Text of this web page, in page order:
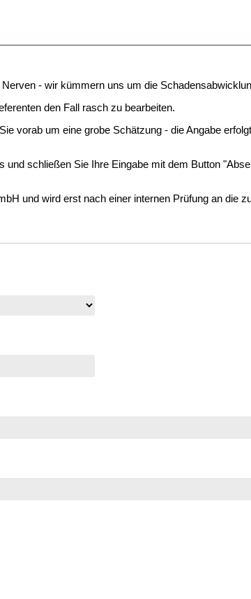
- wir kümmern uns um die
den Fall rasch zu bearbeiten.
vorab um eine grobe Schätzung - die Angabe
schließen Sie Ihre Eingabe mit dem Button
und wird erst nach einer internen Prüfung an die